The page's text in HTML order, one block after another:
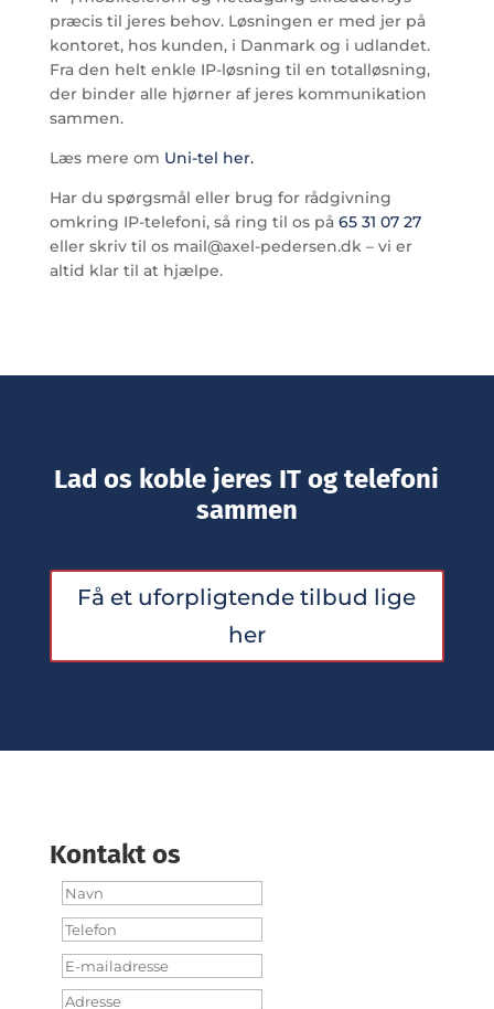
præcis til jeres behov. Løsningen er med jer på
kontoret, hos kunden, i Danmark og i udlandet.
Fra den helt enkle IP-løsning til en totalløsning,
der binder alle hjørner af jeres kommunikation
sammen.
Læs mere om Uni-tel her.
Har du spørgsmål eller brug for rådgivning
omkring IP-telefoni, så ring til os på 65 31 07 27
eller skriv til os mail@axel-pedersen.dk – vi er
altid klar til at hjælpe.
Lad os koble jeres IT og telefoni
sammen
Få et uforpligtende tilbud lige
her
Kontakt os